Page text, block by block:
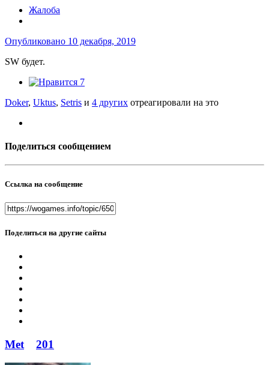
Жалоба
Опубликовано 10 декабря, 2019
SW будет.
7
Doker, Uktus, Setris и 4 других отреагировали на это
Поделиться сообщением
Ссылка на сообщение
Поделиться на другие сайты
Met 201